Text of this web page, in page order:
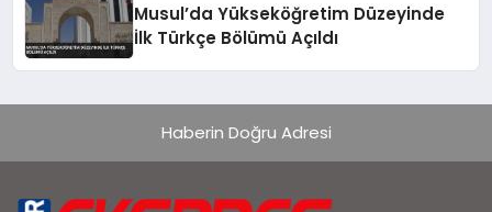
Musul’da Yükseköğretim Düzeyinde
İlk Türkçe Bölümü Açıldı
Haberin Doğru Adresi